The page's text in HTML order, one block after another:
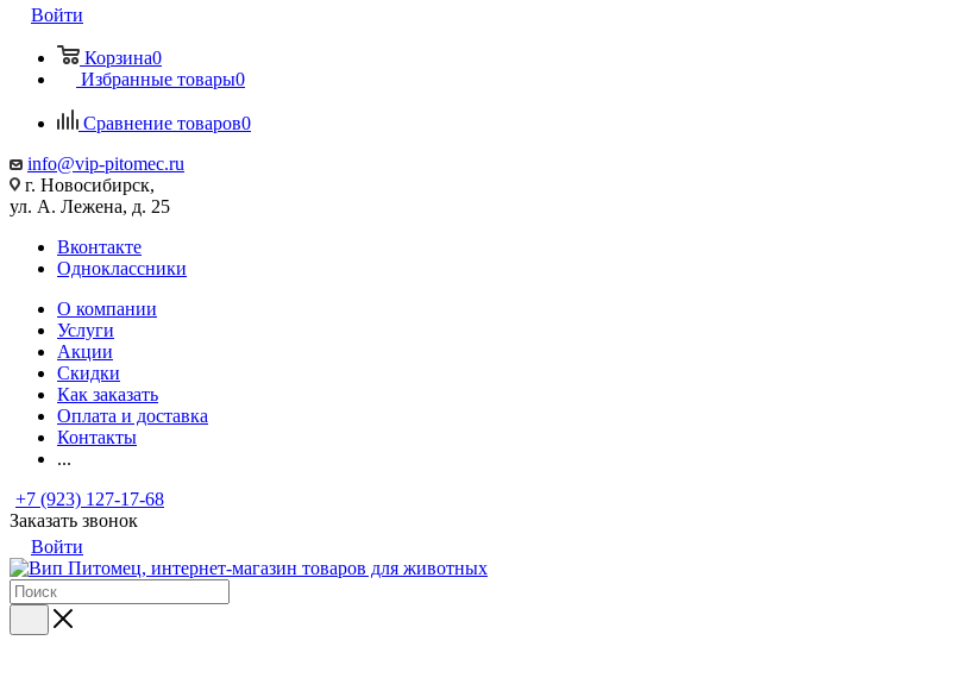
Войти
Корзина0
Избранные товары0
Сравнение товаров0
info@vip-pitomec.ru
г. Новосибирск,
ул. А. Лежена, д. 25
Вконтакте
Одноклассники
О компании
Услуги
Акции
Скидки
Как заказать
Оплата и доставка
Контакты
...
+7 (923) 127-17-68
Заказать звонок
Войти